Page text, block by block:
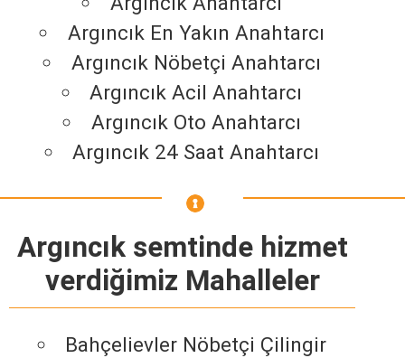
Argıncık En Yakın Anahtarcı
Argıncık Nöbetçi Anahtarcı
Argıncık Acil Anahtarcı
Argıncık Oto Anahtarcı
Argıncık 24 Saat Anahtarcı
Argıncık semtinde hizmet
verdiğimiz Mahalleler
Bahçelievler Nöbetçi Çilingir